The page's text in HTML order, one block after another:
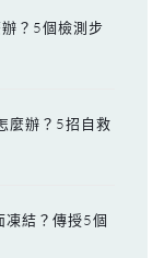
？5個檢測步
麼辦？5招自救
凍結？傳授5個